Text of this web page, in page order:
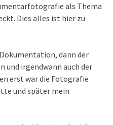
als Thema
Dies alles ist hier zu
dann der
und irgendwann auch der
erst war die Fotografie
und später mein